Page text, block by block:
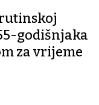
godišnjaka
za vrijeme